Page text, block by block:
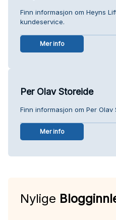
Finn informasjon om Heyns
kundeservice.
Mer info
Per Olav Storeide
Finn informasjon om Per
Mer info
Nylige